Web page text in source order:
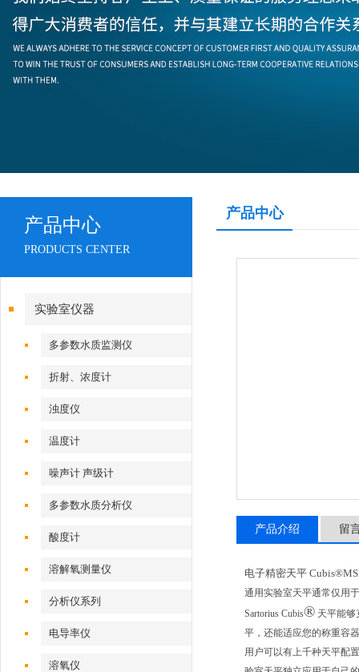
产品中心
PRODUCTS CENTER
实验室仪器
多参数水质监测仪
折射、浓度计
浊度仪
温度计
噪声计 声级计
多参数水质分析仪
酸度计
溶解氧测量仪
分析仪系列
电导率仪
溶氧仪
产品中心
产品介绍 留
电子精密天平
通用实验室天平通常仅用
Sartorius Cubis® 天平能够
平，还能适应您的称重容
用户可以有上千种天平配